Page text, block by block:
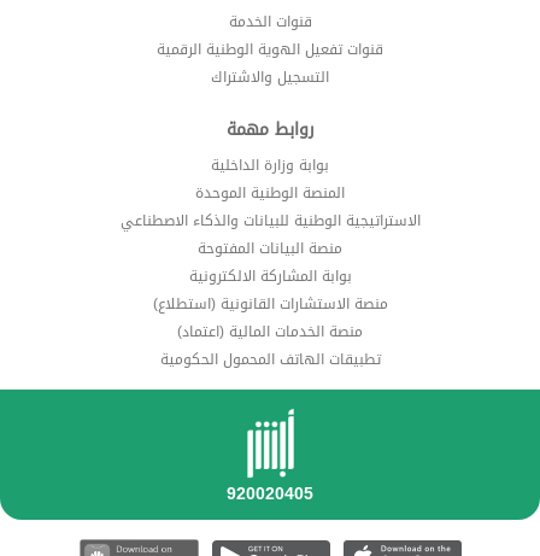
قنوات الخدمة
قنوات تفعيل الهوية الوطنية الرقمية
التسجيل والاشتراك
روابط مهمة
بوابة وزارة الداخلية
المنصة الوطنية الموحدة
الاستراتيجية الوطنية للبيانات والذكاء الاصطناعي
منصة البيانات المفتوحة
بوابة المشاركة الالكترونية
منصة الاستشارات القانونية (استطلاع)
منصة الخدمات المالية (اعتماد)
تطبيقات الهاتف المحمول الحكومية